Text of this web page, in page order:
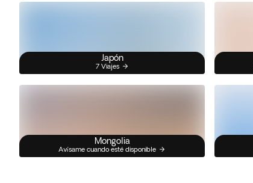
Japón
7 Viajes
Mongolia
Avísame cuando esté disponible